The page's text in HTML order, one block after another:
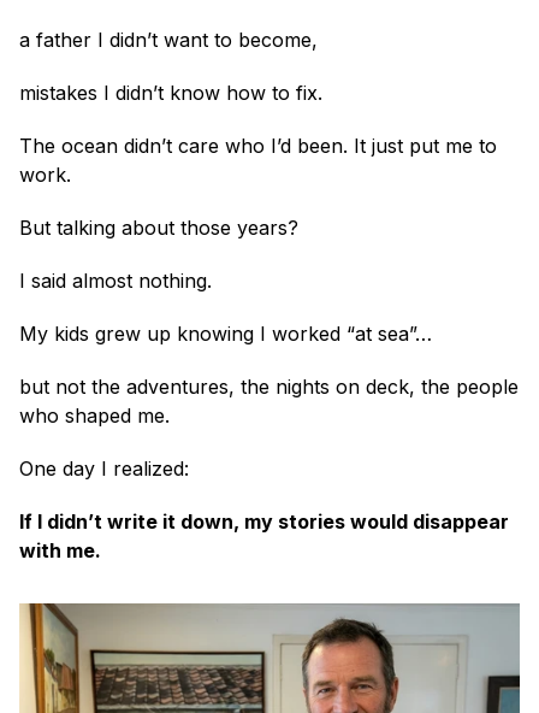
a father I didn’t want to become,
mistakes I didn’t know how to fix.
The ocean didn’t care who I’d been. It just put me to
work.
But talking about those years?
I said almost nothing.
My kids grew up knowing I worked “at sea”…
but not the adventures, the nights on deck, the people
who shaped me.
One day I realized:
If I didn’t write it down, my stories would disappear
with me.